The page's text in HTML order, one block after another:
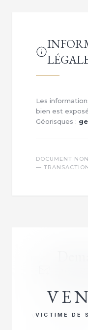
Les
bien est
Géorisques :
DOCUMENT
—
VICTIME DE
VOTRE NOM